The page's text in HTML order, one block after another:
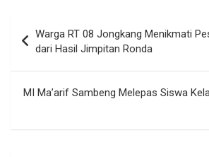
pos
Warga RT 08 Jongkang Menikmati
dari Hasil Jimpitan Ronda
MI Ma’arif Sambeng Melepas Siswa